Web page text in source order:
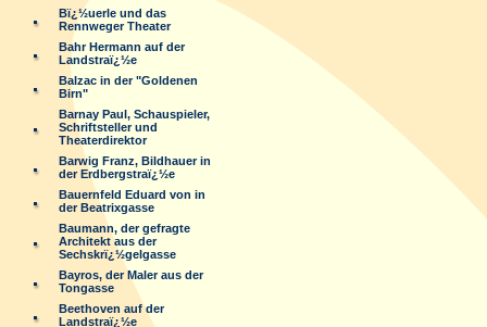
Bï¿½uerle und das
Rennweger Theater
Bahr Hermann auf der
Landstraï¿½e
Balzac in der "Goldenen
Birn"
Barnay Paul, Schauspieler,
Schriftsteller und
Theaterdirektor
Barwig Franz, Bildhauer in
der Erdbergstraï¿½e
Bauernfeld Eduard von in
der Beatrixgasse
Baumann, der gefragte
Architekt aus der
Sechskrï¿½gelgasse
Bayros, der Maler aus der
Tongasse
Beethoven auf der
Landstraï¿½e